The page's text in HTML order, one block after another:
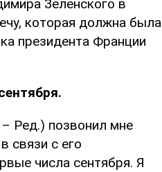
Зеленского в
которая должна была
президента Франции
Ред.) позвонил мне
связи с его
числа сентября. Я